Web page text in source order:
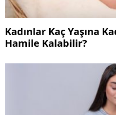
Kadınlar Kaç Yaşına
Hamile Kalabilir?